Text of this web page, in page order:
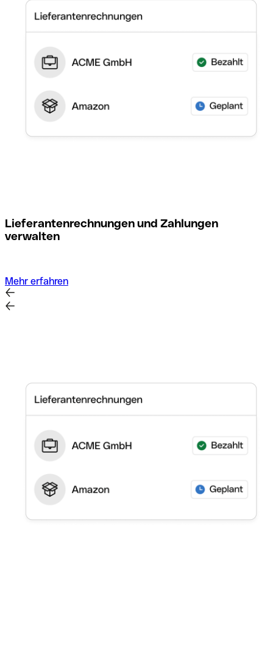
Lieferantenrechnungen und Zahlungen
verwalten
Mehr erfahren